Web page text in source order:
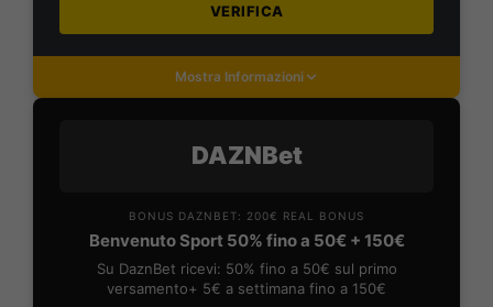
VERIFICA
Mostra Informazioni
DAZNBet
BONUS DAZNBET: 200€ REAL BONUS
Benvenuto Sport 50% fino a 50€ + 150€
Su DaznBet ricevi: 50% fino a 50€ sul primo
versamento+ 5€ a settimana fino a 150€